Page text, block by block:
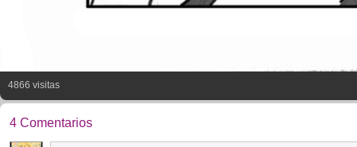
4866 visitas
4 Comentarios